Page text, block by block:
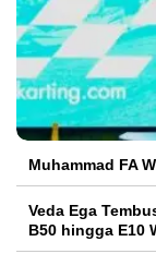
Muhammad FA
Veda Ega
B50 hingga E10